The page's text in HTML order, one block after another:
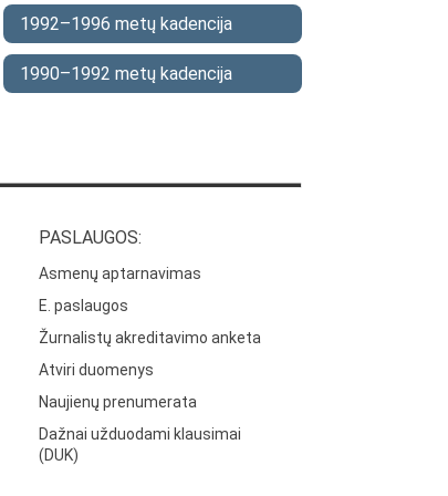
1992–1996 metų kadencija
1990–1992 metų kadencija
PASLAUGOS:
Asmenų aptarnavimas
E. paslaugos
Žurnalistų akreditavimo anketa
Atviri duomenys
Naujienų prenumerata
Dažnai užduodami klausimai
(DUK)